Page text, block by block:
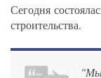
Сегодня
строительства.